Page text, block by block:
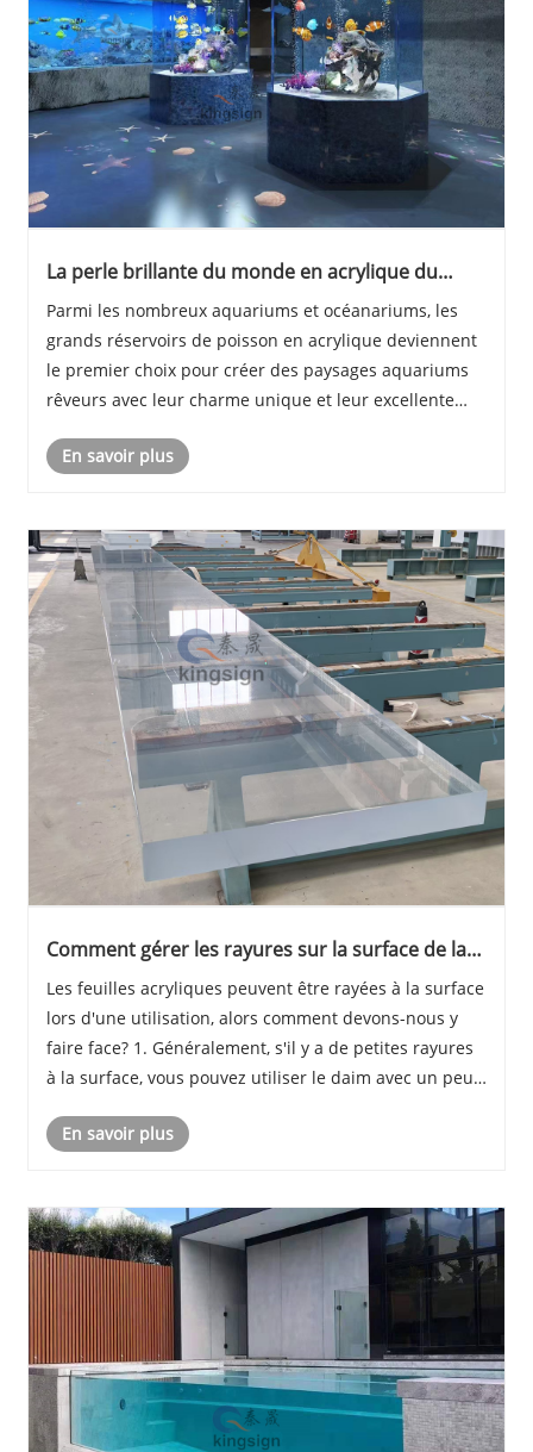
La perle brillante du monde en acrylique du
Parmi les nombreux aquariums et océanariums, les
grands réservoirs de poisson en acrylique deviennent
le premier choix pour créer des paysages aquariums
rêveurs avec leur charme unique et leur excellente
nous présente un monde sous-marin unique ave......
En savoir plus
Comment gérer les rayures sur la surface de la
Les feuilles acryliques peuvent être rayées à la surface
lors d'une utilisation, alors comment devons-nous y
faire face? 1. Généralement, s'il y a de petites rayures
à la surface, vous pouvez utiliser le daim avec un peu
plusieurs fois pou......
En savoir plus